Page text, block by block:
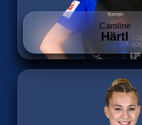
Caroline
Härtl